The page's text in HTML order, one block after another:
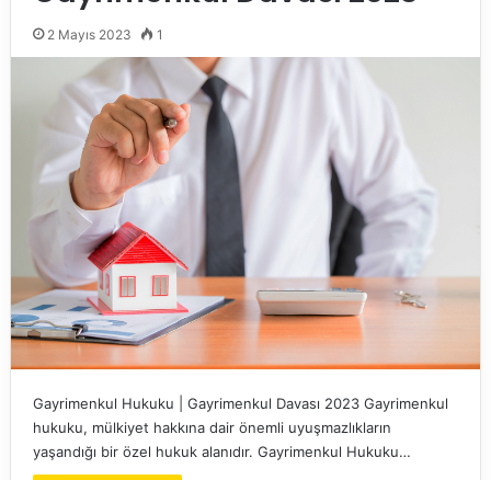
2 Mayıs 2023 1
Gayrimenkul Hukuku | Gayrimenkul Davası 2023 Gayrimenkul
hukuku, mülkiyet hakkına dair önemli uyuşmazlıkların
yaşandığı bir özel hukuk alanıdır. Gayrimenkul Hukuku…